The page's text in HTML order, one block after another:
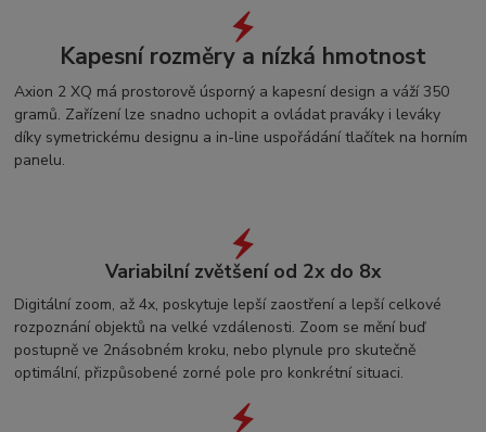
Kapesní rozměry a nízká hmotnost
Axion 2 XQ má prostorově úsporný a kapesní design a váží 350
gramů. Zařízení lze snadno uchopit a ovládat praváky i leváky
díky symetrickému designu a in-line uspořádání tlačítek na horním
panelu.
Variabilní zvětšení od 2x do 8x
Digitální zoom, až 4x, poskytuje lepší zaostření a lepší celkové
rozpoznání objektů na velké vzdálenosti. Zoom se mění buď
postupně ve 2násobném kroku, nebo plynule pro skutečně
optimální, přizpůsobené zorné pole pro konkrétní situaci.